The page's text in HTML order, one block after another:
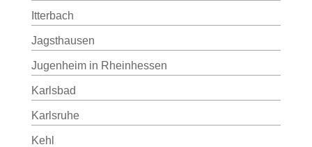
Itterbach
Jagsthausen
Jugenheim in Rheinhessen
Karlsbad
Karlsruhe
Kehl